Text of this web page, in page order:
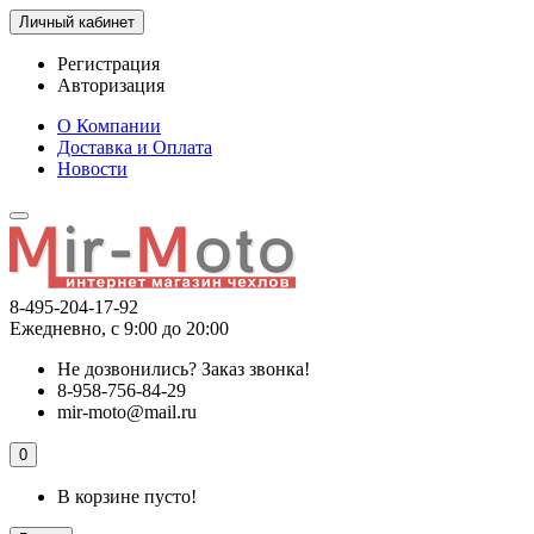
Личный кабинет
Регистрация
Авторизация
О Компании
Доставка и Оплата
Новости
8-495-204-17-92
Ежедневно, с 9:00 до 20:00
Не дозвонились? Заказ звонка!
8-958-756-84-29
mir-moto@mail.ru
0
В корзине пусто!